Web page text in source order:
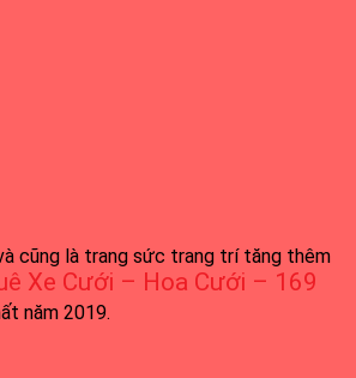
cũng là trang sức trang trí tăng thêm
Xe Cưới – Hoa Cưới – 169
năm 2019.